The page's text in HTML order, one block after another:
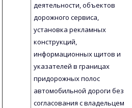
деятельности, объектов
дорожного сервиса,
установка рекламных
конструкций,
информационных щитов и
указателей в границах
придорожных полос
автомобильной дороги без
согласования с владельцем